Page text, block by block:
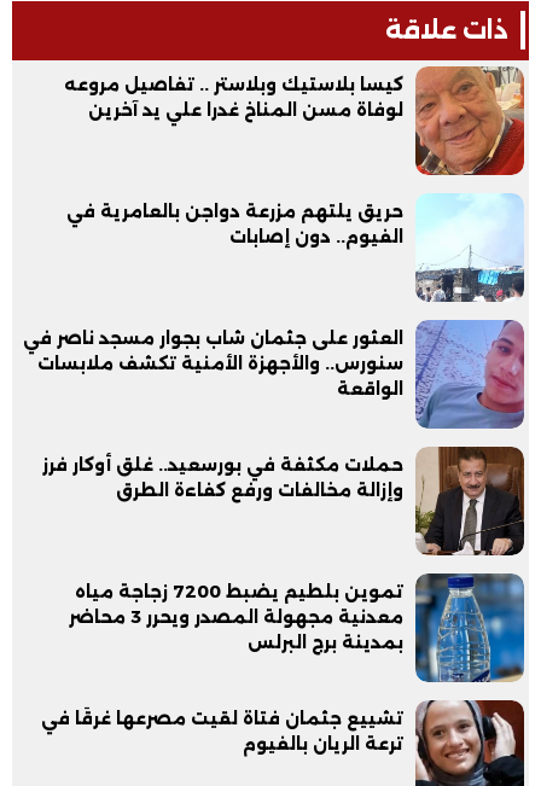
ذات علاقة
كيسا بلاستيك وبلاستر .. تفاصيل مروعه
لوفاة مسن المناخ غدرا علي يد آخرين
حريق يلتهم مزرعة دواجن بالعامرية في
الفيوم.. دون إصابات
العثور على جثمان شاب بجوار مسجد ناصر في
سنورس.. والأجهزة الأمنية تكشف ملابسات
الواقعة
حملات مكثفة في بورسعيد.. غلق أوكار فرز
وإزالة مخالفات ورفع كفاءة الطرق
تموين بلطيم يضبط 7200 زجاجة مياه
معدنية مجهولة المصدر ويحرر 3 محاضر
بمدينة برج البرلس
تشييع جثمان فتاة لقيت مصرعها غرقًا في
ترعة الريان بالفيوم